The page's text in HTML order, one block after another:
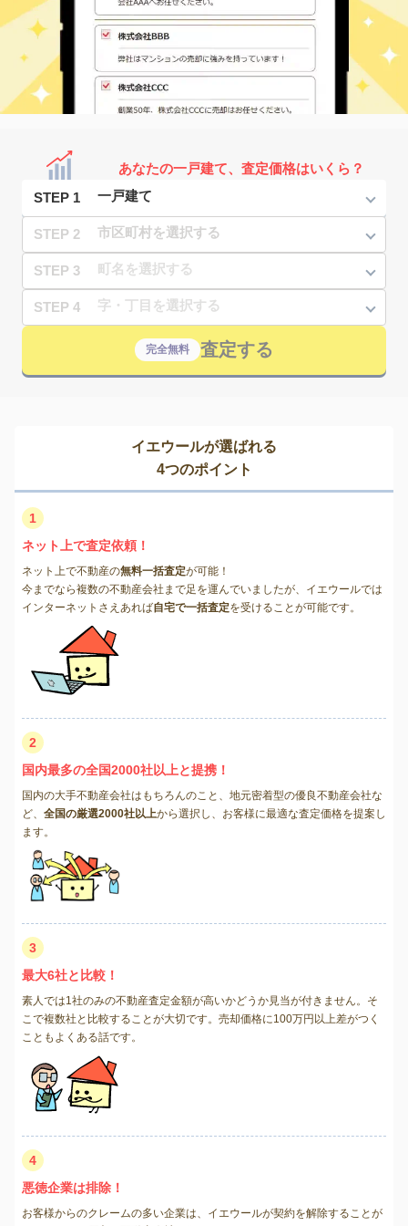
あなたの一戸建て、査定価格はいくら？
STEP 1
STEP 2
STEP 3
STEP 4
完全無料 査定する
イエウールが選ばれる
4つのポイント
1
ネット上で査定依頼！
ネット上で不動産の無料一括査定が可能！
今までなら複数の不動産会社まで足を運んでいましたが、イエウールでは
インターネットさえあれば自宅で一括査定を受けることが可能です。
2
国内最多の全国2000社以上と提携！
国内の大手不動産会社はもちろんのこと、地元密着型の優良不動産会社な
ど、 全国の厳選2000社以上から選択し、お客様に最適な査定価格を提案し
ます。
3
最大6社と比較！
素人では1社のみの不動産査定金額が高いかどうか見当が付きません。そ
こで複数社と比較することが大切です。売却価格に100万円以上差がつく
こともよくある話です。
4
悪徳企業は排除！
お客様からのクレームの多い企業は、イエウールが契約を解除することが